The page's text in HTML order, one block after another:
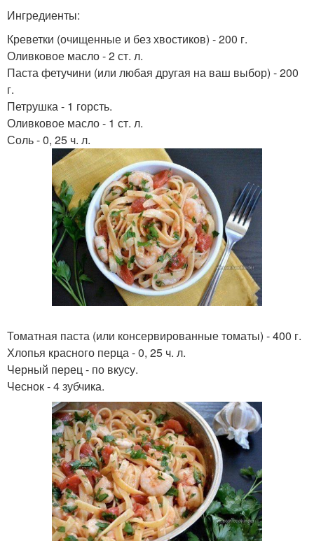
Ингредиенты:
Креветки (очищенные и без хвостиков) - 200 г.
Оливковое масло - 2 ст. л.
Паста фетучини (или любая другая на ваш выбор) - 200
г.
Петрушка - 1 горсть.
Оливковое масло - 1 ст. л.
Соль - 0, 25 ч. л.
Томатная паста (или консервированные томаты) - 400 г.
Хлопья красного перца - 0, 25 ч. л.
Черный перец - по вкусу.
Чеснок - 4 зубчика.